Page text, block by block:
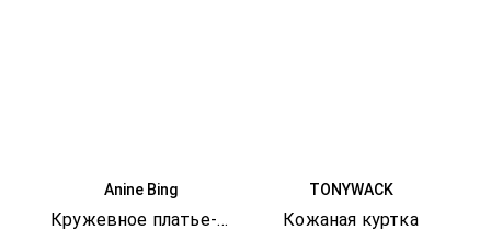
Anine Bing
Кружевное платье-комбинация
TONYWACK
Кожаная куртка